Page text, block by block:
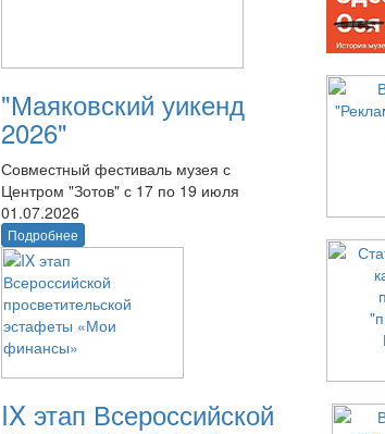
"Маяковский уикенд
2026"
Совместный фестиваль музея с
Центром "Зотов" с 17 по 19 июля
01.07.2026
Подробнее
IX этап Всероссийской